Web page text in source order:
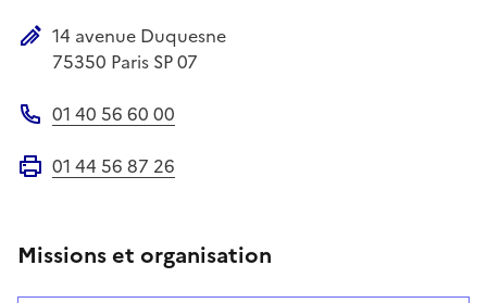
Adresse postale
14 avenue Duquesne
75350 Paris SP 07
01 40 56 60 00
01 44 56 87 26
Missions et organisation